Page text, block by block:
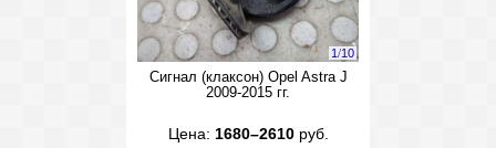
1/10
Сигнал (клаксон) Opel Astra J
2009-2015 гг.
Цена: 1680–2610руб.